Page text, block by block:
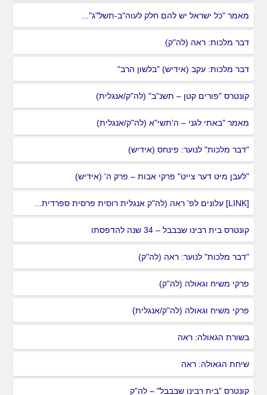
מאמר "כל ישראל יש להם חלק לעוה"ב-תשל"ג"...
דבר מלכות: ראה (לה"ק)
דבר מלכות: עקב (אידיש) "בלשון הרב"
קונטרס "פורים קטן – תשנ"ב" (לה"ק/אנגלית)
מאמר "באתי לגני – ה'תשי"א (לה"ק/אנגלית)
"דבר מלכות" לנוער: פינחס (אידיש)
"לעבן מיט דער צייט" פרקי אבות – פרק ה' (אידיש)
[LINK] עלונים לפ' ראה (לה"ק אנגלית רוסית פרסית ספרדית...
קונטרס בית רבינו שבבבל – 34 שנה להדפסתו
"דבר מלכות" לנוער: ראה (לה"ק)
פרקי משיח וגאולה (לה"ק)
פרקי משיח וגאולה (לה"ק/אנגלית)
בשורת הגאולה: ראה
שיחת הגאולה: ראה
קונטרס "בית רבינו שבבבל" – לה"ק